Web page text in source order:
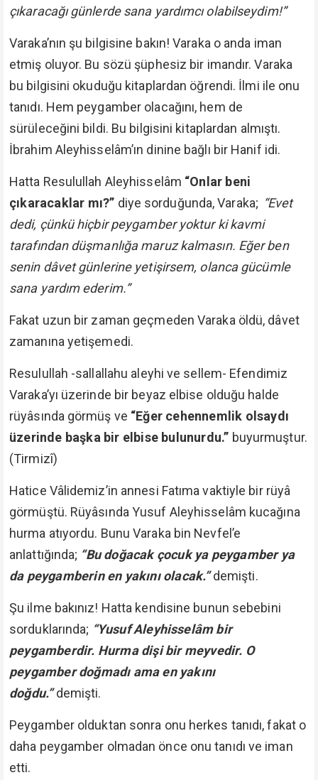
çıkaracağı günlerde sana yardımcı olabilseydim!”
Varaka’nın şu bilgisine bakın! Varaka o anda iman
etmiş oluyor. Bu sözü şüphesiz bir imandır. Varaka
bu bilgisini okuduğu kitaplardan öğrendi. İlmi ile onu
tanıdı. Hem peygamber olacağını, hem de
sürüleceğini bildi. Bu bilgisini kitaplardan almıştı.
İbrahim Aleyhisselâm’ın dinine bağlı bir Hanif idi.
Hatta Resulullah Aleyhisselâm “Onlar beni
çıkaracaklar mı?” diye sorduğunda, Varaka; “Evet
dedi, çünkü hiçbir peygamber yoktur ki kavmi
tarafından düşmanlığa maruz kalmasın. Eğer ben
senin dâvet günlerine yetişirsem, olanca gücümle
sana yardım ederim.”
Fakat uzun bir zaman geçmeden Varaka öldü, dâvet
zamanına yetişemedi.
Resulullah -sallallahu aleyhi ve sellem- Efendimiz
Varaka’yı üzerinde bir beyaz elbise olduğu halde
rüyâsında görmüş ve “Eğer cehennemlik olsaydı
üzerinde başka bir elbise bulunurdu.” buyurmuştur.
(Tirmizî)
Hatice Vâlidemiz’in annesi Fatıma vaktiyle bir rüyâ
görmüştü. Rüyâsında Yusuf Aleyhisselâm kucağına
hurma atıyordu. Bunu Varaka bin Nevfel’e
anlattığında; “Bu doğacak çocuk ya peygamber ya
da peygamberin en yakını olacak.”demişti.
Şu ilme bakınız! Hatta kendisine bunun sebebini
sorduklarında; “Yusuf Aleyhisselâm bir
peygamberdir. Hurma dişi bir meyvedir. O
peygamber doğmadı ama en yakını
doğdu.”demişti.
Peygamber olduktan sonra onu herkes tanıdı, fakat o
daha peygamber olmadan önce onu tanıdı ve iman
etti.